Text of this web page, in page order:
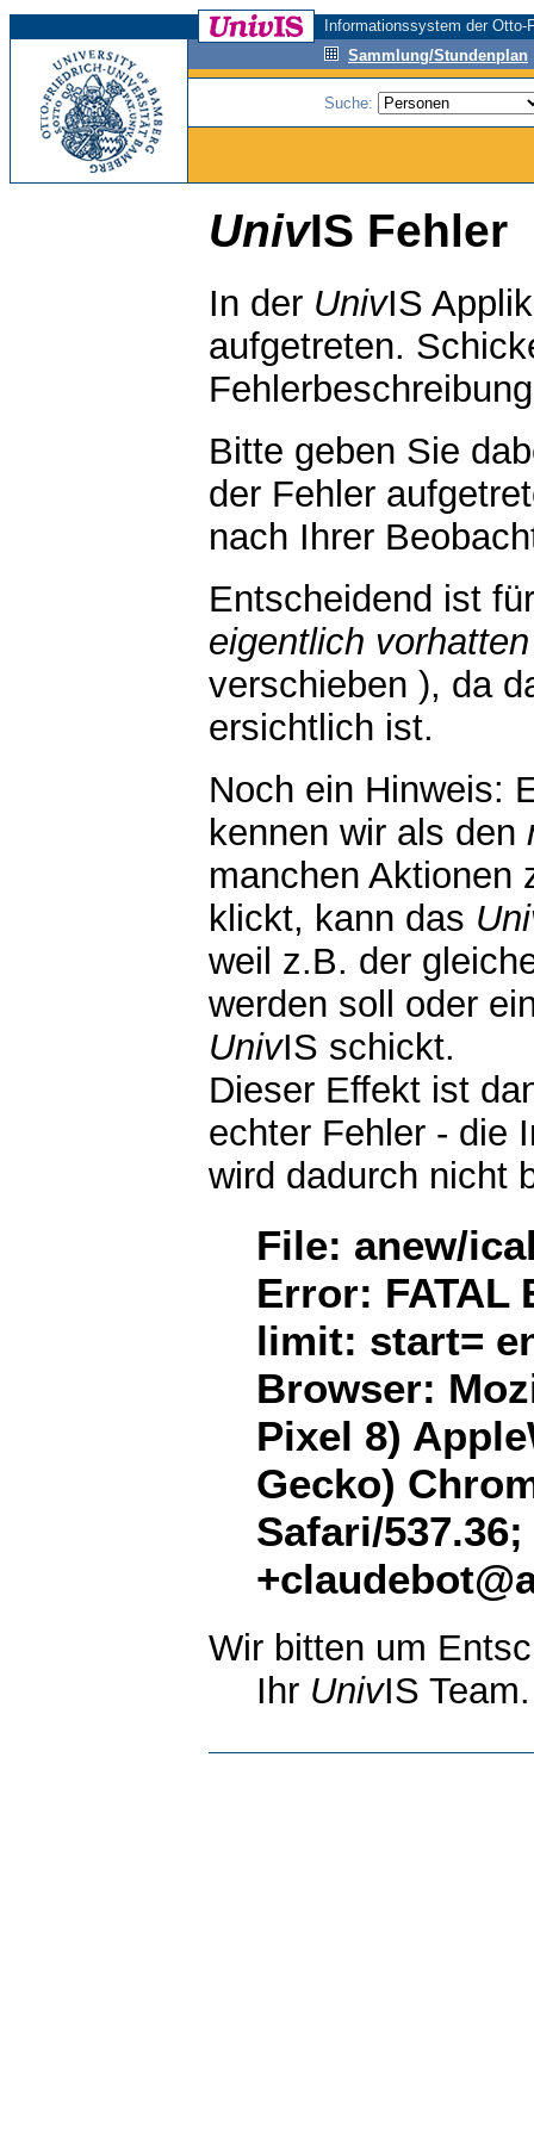
Informationssystem der
Sammlung/Stundenplan
Suche:
UnivIS Fehler
In der UnivIS
aufgetreten.
Bitte geben Sie
der Fehler
nach Ihrer
Entscheidend ist
eigentlich vorhatten
verschieben ), da
ersichtlich ist.
Noch ein Hinweis:
kennen wir als den
manchen Aktionen
klickt, kann das
weil z.B. der
werden soll oder
UnivIS schickt.
Dieser Effekt ist
echter Fehler - die
wird dadurch nicht
File: anew/
Error: FATAL
limit: start=
Browser:
Pixel 8)
Gecko)
Safari/
Wir bitten um
Ihr UnivIS Team.